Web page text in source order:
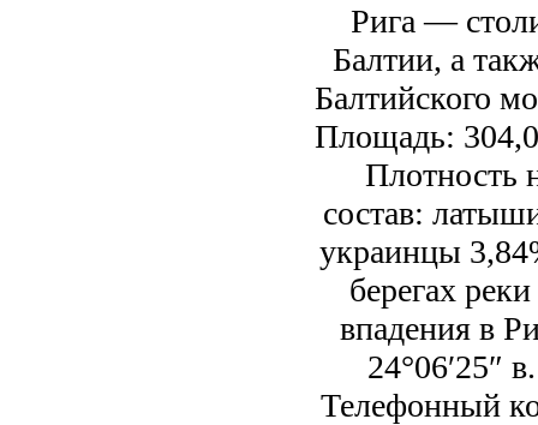
Рига —
Балтии, а
Балтийского
Площадь:
Плотность
состав:
украинцы
берегах
впадения в
24°06′25″
Телефонный